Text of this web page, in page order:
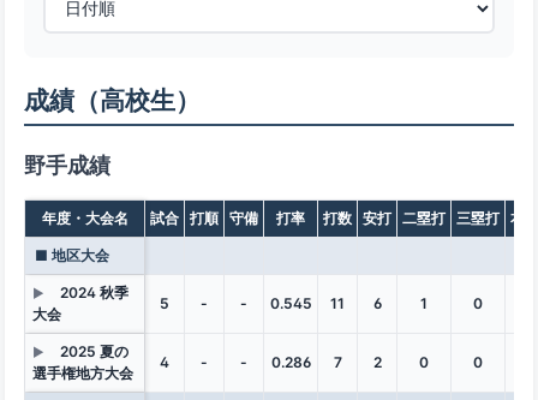
成績（高校生）
野手成績
年度・大会名 試合 打順 守備 打率 打数 安打 二塁打 三塁打 本
■ 地区大会
▶
2024 秋季
大会
5 - - 0.545 11 6 1 0
▶
2025 夏の
選手権地方大会
4 - - 0.286 7 2 0 0